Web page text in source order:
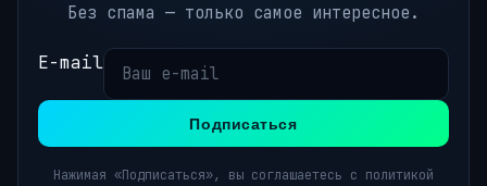
Без спама — только самое интересное.
E-mail
Подписаться
Нажимая «Подписаться», вы соглашаетесь с политикой